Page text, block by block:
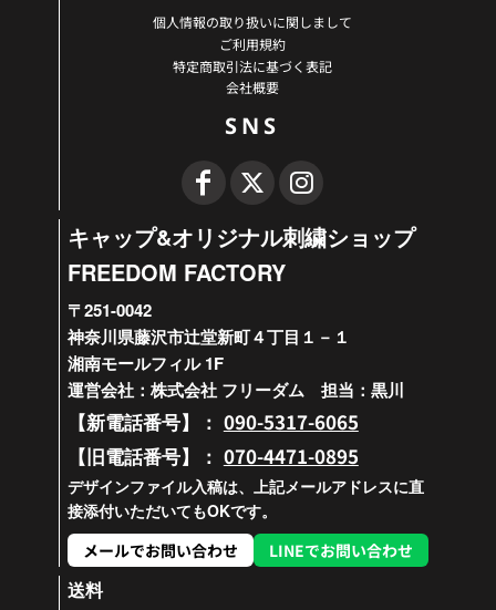
個人情報の取り扱いに関しまして
ご利用規約
特定商取引法に基づく表記
会社概要
SNS
キャップ&オリジナル刺繍ショップ
FREEDOM FACTORY
〒251-0042
神奈川県藤沢市辻堂新町４丁目１－１
湘南モールフィル 1F
運営会社：株式会社 フリーダム 担当：黒川
【新電話番号】： 090-5317-6065
【旧電話番号】： 070-4471-0895
デザインファイル入稿は、上記メールアドレスに直
接添付いただいてもOKです。
メールでお問い合わせ
LINEでお問い合わせ
送料